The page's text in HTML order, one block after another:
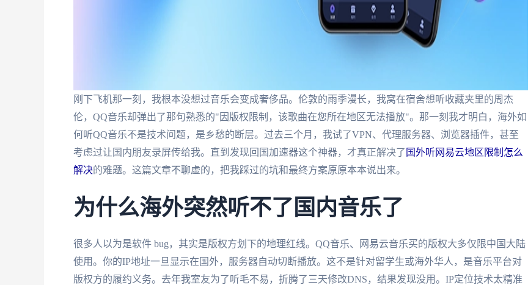
刚下飞机那一刻，我根本没想过音乐会变成奢侈品。伦敦的雨季漫长，我窝在宿舍想听收藏夹里的周杰
伦，QQ音乐却弹出了那句熟悉的"因版权限制，该歌曲在您所在地区无法播放"。那一刻我才明白，海外如
何听QQ音乐不是技术问题，是乡愁的断层。过去三个月，我试了VPN、代理服务器、浏览器插件，甚至
考虑过让国内朋友录屏传给我。直到发现回国加速器这个神器，才真正解决了 国外听网易云地区限制怎么
解决的难题。这篇文章不聊虚的，把我踩过的坑和最终方案原原本本说出来。
为什么海外突然听不了国内音乐了
很多人以为是软件 bug，其实是版权方划下的地理红线。QQ音乐、网易云音乐买的版权大多仅限中国大陆
使用。你的IP地址一旦显示在国外，服务器自动切断播放。这不是针对留学生或海外华人，是音乐平台对
版权方的履约义务。去年我室友为了听毛不易，折腾了三天修改DNS，结果发现没用。IP定位技术太精准